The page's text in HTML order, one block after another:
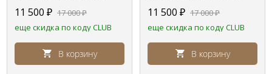
Lepre Sweet bears ,
голубой в горошек,
расширенная
комплектация
11 500 ₽ 17 000₽
еще скидка по коду CLUB
В корзину
Lepre Romantica
,кремовый,
расширенная
комплектация
11 500 ₽ 17 000₽
еще скидка по коду CLUB
В корзину